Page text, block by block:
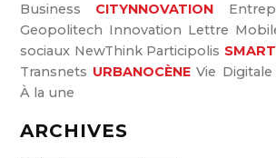
Business CITYNNOVATION
Geopolitech Innovation Lettre
sociaux NewThink Participolis
Transnets URBANOCÈNE Vie Digitale
À la une
ARCHIVES